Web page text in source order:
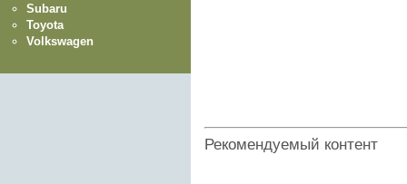
Рекомендуемый контент
Subaru
Toyota
Volkswagen